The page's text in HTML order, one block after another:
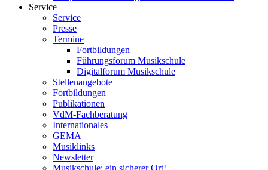
Service
Service
Presse
Termine
Fortbildungen
Führungsforum Musikschule
Digitalforum Musikschule
Stellenangebote
Fortbildungen
Publikationen
VdM-Fachberatung
Internationales
GEMA
Musiklinks
Newsletter
Musikschule: ein sicherer Ort!